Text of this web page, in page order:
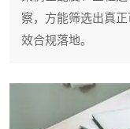
察，方能筛选出真
效合规落地。